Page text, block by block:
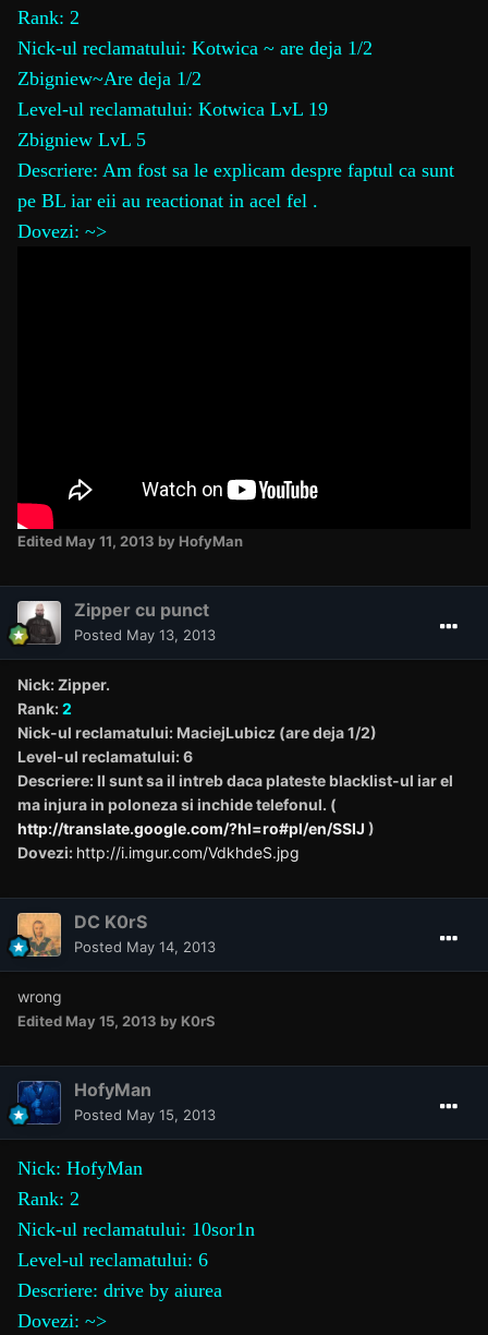
Rank: 2
Nick-ul reclamatului: Kotwica ~ are deja 1/2
Zbigniew~Are deja 1/2
Level-ul reclamatului: Kotwica LvL 19
Zbigniew LvL 5
Descriere: Am fost sa le explicam despre faptul ca sunt
pe BL iar eii au reactionat in acel fel .
Dovezi: ~>
Edited May 11, 2013 by HofyMan
Zipper cu punct
Posted May 13, 2013
Nick: Zipper.
Rank:2
Nick-ul reclamatului: MaciejLubicz (are deja 1/2)
Level-ul reclamatului: 6
Descriere: Il sunt sa il intreb daca plateste blacklist-ul iar el
ma injura in poloneza si inchide telefonul. (
http://translate.google.com/?hl=ro#pl/en/SSIJ )
Dovezi: http://i.imgur.com/VdkhdeS.jpg
DC K0rS
Posted May 14, 2013
wrong
Edited May 15, 2013 by K0rS
HofyMan
Posted May 15, 2013
Nick: HofyMan
Rank: 2
Nick-ul reclamatului: 10sor1n
Level-ul reclamatului: 6
Descriere: drive by aiurea
Dovezi: ~>